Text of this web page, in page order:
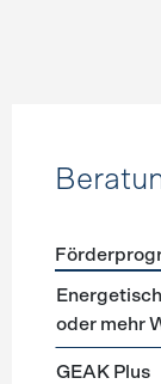
oder mehr
GEAK Plus